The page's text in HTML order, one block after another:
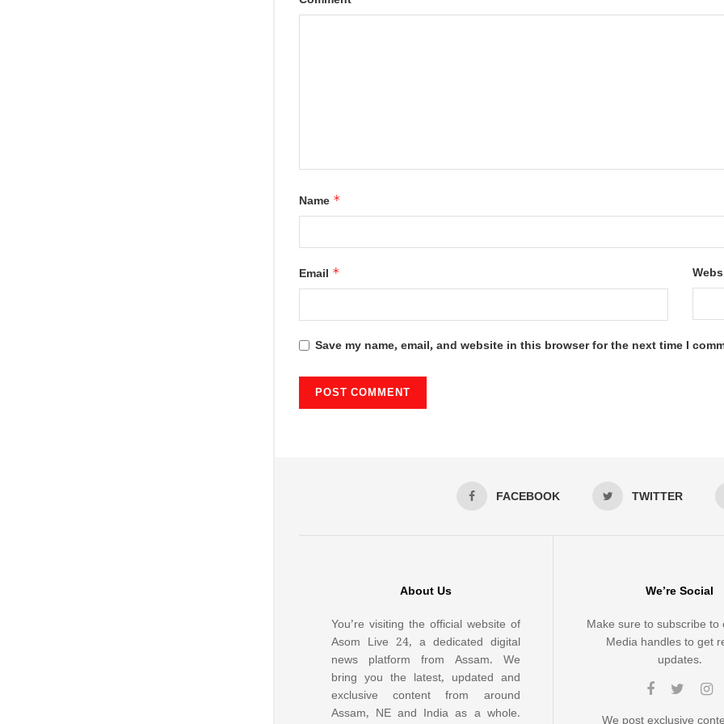
Name *
Email *
Save my name, email, and website in this browser for the next time I
FACEBOOK TWITTER
About Us
You’re visiting the official website of
Asom Live 24, a dedicated digital
news platform from Assam. We
bring you the latest, updated and
exclusive content from around
Assam, NE and India as a whole.
We’re Social
Make sure to subscribe to
Media handles to get
updates.
We post exclusive